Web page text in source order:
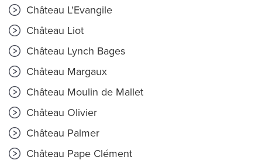
Château L'Evangile
Château Liot
Château Lynch Bages
Château Margaux
Château Moulin de Mallet
Château Olivier
Château Palmer
Château Pape Clément